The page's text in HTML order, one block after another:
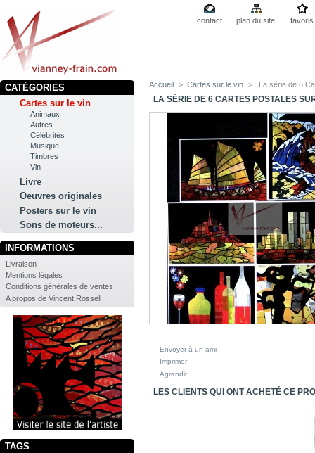
contact plan du site favoris
CATÉGORIES
Cartes sur le vin
Animaux
Autres
Célébrités
Musique
Timbres
Vin
Livre
Oeuvres originales
Posters sur le vin
Sons de moteurs...
INFORMATIONS
Livraison
Mentions légales
Conditions générales de ventes
A propos de Vincent Rossell
TAGS
Accueil > Cartes sur le vin > La série de 6
LA SÉRIE DE 6 CARTES POSTALES
Envoyer à un ami
Imprimer
Agrandir
LES CLIENTS QUI ONT ACHETÉ CE